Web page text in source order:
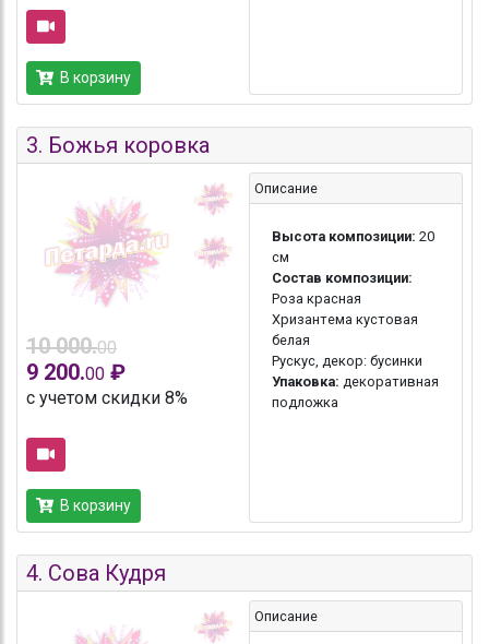
В корзину
3. Божья коровка
10 000.00
9 200.00 ₽
с учетом скидки 8%
В корзину
Описание
Высота композиции: 20
см
Состав композиции:
Роза красная
Хризантема кустовая
белая
Рускус, декор: бусинки
Упаковка: декоративная
подложка
4. Сова Кудря
Описание